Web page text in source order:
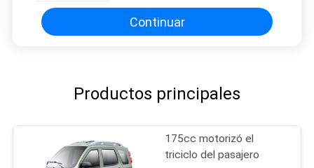
China BrandFor
Continuar
Productos principales
175cc motorizó el
triciclo del pasajero